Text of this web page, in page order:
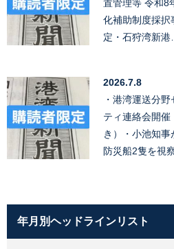
置管理等 令和8
化補助制度採択
定・石狩湾新港…
2026.7.8
・港湾運送分野
ティ連絡会開催
き）・小池知事
防災船2隻を視
年月別ヘッドラインリスト